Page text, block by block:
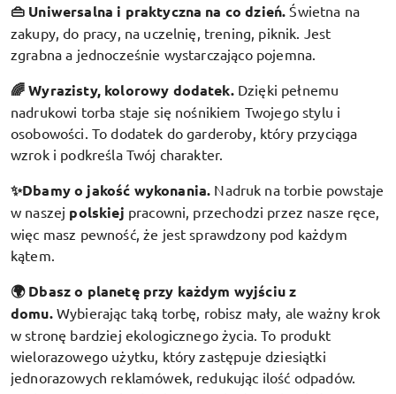
👜 Uniwersalna i praktyczna na co dzień. Świetna na
zakupy, do pracy, na uczelnię, trening, piknik. Jest
zgrabna a jednocześnie wystarczająco pojemna.
🌈 Wyrazisty, kolorowy dodatek. Dzięki pełnemu
nadrukowi torba staje się nośnikiem Twojego stylu i
osobowości. To dodatek do garderoby, który przyciąga
wzrok i podkreśla Twój charakter.
✨Dbamy o jakość wykonania. Nadruk na torbie powstaje
w naszej polskiej pracowni, przechodzi przez nasze ręce,
więc masz pewność, że jest sprawdzony pod każdym
kątem.
🌍 Dbasz o planetę przy każdym wyjściu z
domu. Wybierając taką torbę, robisz mały, ale ważny krok
w stronę bardziej ekologicznego życia. To produkt
wielorazowego użytku, który zastępuje dziesiątki
jednorazowych reklamówek, redukując ilość odpadów.